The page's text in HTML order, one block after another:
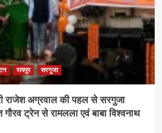
रायपुर सरगुजा
राजेश अग्रवाल की पहल से सरगुजा
ट्रेन से रामलला एवं बाबा विश्वनाथ